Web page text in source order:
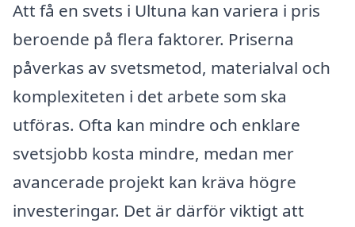
Att få en svets i Ultuna kan variera i pris
beroende på flera faktorer. Priserna
påverkas av svetsmetod, materialval och
komplexiteten i det arbete som ska
utföras. Ofta kan mindre och enklare
svetsjobb kosta mindre, medan mer
avancerade projekt kan kräva högre
investeringar. Det är därför viktigt att